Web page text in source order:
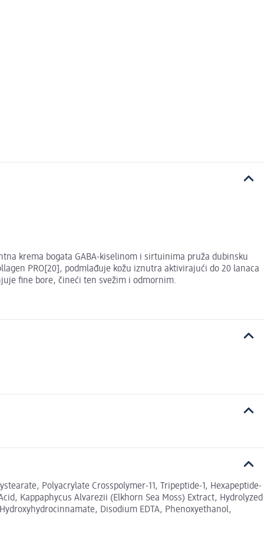
krema bogata GABA-kiselinom i sirtuinima pruža dubinsku
PRO[20], podmlađuje kožu iznutra aktivirajući do 20 lanaca
fine bore, čineći ten svežim i odmornim.
Polyacrylate Crosspolymer-11, Tripeptide-1, Hexapeptide-
Kappaphycus Alvarezii (Elkhorn Sea Moss) Extract, Hydrolyzed
Disodium EDTA, Phenoxyethanol,